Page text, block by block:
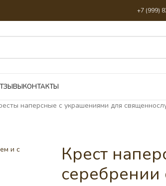
+7 (999)
КОНТАКТЫ
наперсные с украшениями для
Крест